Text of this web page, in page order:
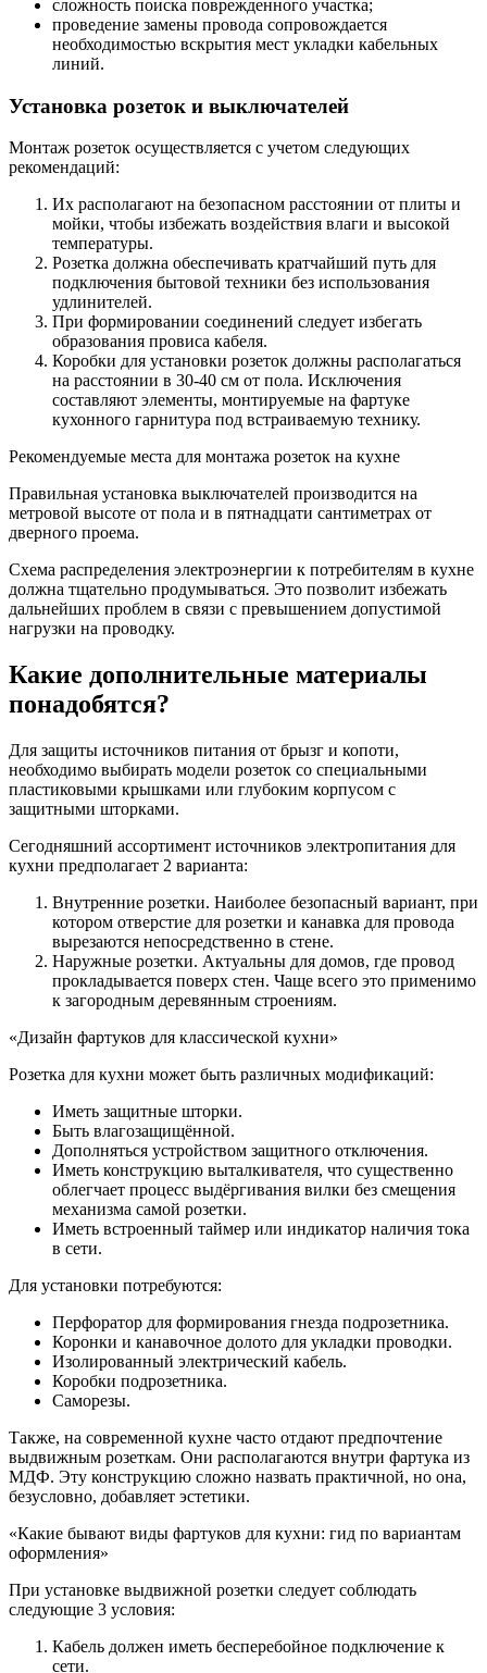
сложность поиска поврежденного участка;
проведение замены провода сопровождается
необходимостью вскрытия мест укладки кабельных
линий.
Установка розеток и выключателей
Монтаж розеток осуществляется с учетом следующих
рекомендаций:
Их располагают на безопасном расстоянии от плиты и
мойки, чтобы избежать воздействия влаги и высокой
температуры.
Розетка должна обеспечивать кратчайший путь для
подключения бытовой техники без использования
удлинителей.
При формировании соединений следует избегать
образования провиса кабеля.
Коробки для установки розеток должны располагаться
на расстоянии в 30-40 см от пола. Исключения
составляют элементы, монтируемые на фартуке
кухонного гарнитура под встраиваемую технику.
Рекомендуемые места для монтажа розеток на кухне
Правильная установка выключателей производится на
метровой высоте от пола и в пятнадцати сантиметрах от
дверного проема.
Схема распределения электроэнергии к потребителям в кухне
должна тщательно продумываться. Это позволит избежать
дальнейших проблем в связи с превышением допустимой
нагрузки на проводку.
Какие дополнительные материалы
понадобятся?
Для защиты источников питания от брызг и копоти,
необходимо выбирать модели розеток со специальными
пластиковыми крышками или глубоким корпусом с
защитными шторками.
Сегодняшний ассортимент источников электропитания для
кухни предполагает 2 варианта:
Внутренние розетки. Наиболее безопасный вариант, при
котором отверстие для розетки и канавка для провода
вырезаются непосредственно в стене.
Наружные розетки. Актуальны для домов, где провод
прокладывается поверх стен. Чаще всего это применимо
к загородным деревянным строениям.
«Дизайн фартуков для классической кухни»
Розетка для кухни может быть различных модификаций:
Иметь защитные шторки.
Быть влагозащищённой.
Дополняться устройством защитного отключения.
Иметь конструкцию выталкивателя, что существенно
облегчает процесс выдёргивания вилки без смещения
механизма самой розетки.
Иметь встроенный таймер или индикатор наличия тока
в сети.
Для установки потребуются:
Перфоратор для формирования гнезда подрозетника.
Коронки и канавочное долото для укладки проводки.
Изолированный электрический кабель.
Коробки подрозетника.
Саморезы.
Также, на современной кухне часто отдают предпочтение
выдвижным розеткам. Они располагаются внутри фартука из
МДФ. Эту конструкцию сложно назвать практичной, но она,
безусловно, добавляет эстетики.
«Какие бывают виды фартуков для кухни: гид по вариантам
оформления»
При установке выдвижной розетки следует соблюдать
следующие 3 условия:
Кабель должен иметь бесперебойное подключение к
сети.